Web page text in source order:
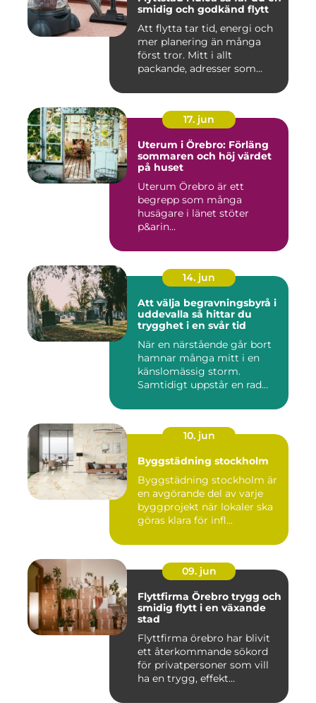
smidig och godkänd flytt
Att flytta tar tid, energi och
mer planering än många
först tror. Mitt i allt
packande, adresser som...
17. jun
Uterum i Örebro: Förläng
sommaren och höj värdet
på huset
Uterum Örebro är ett
begrepp som många
husägare i länet stöter
p&arin...
14. jun
Att välja begravningsbyrå i
uddevalla så hittar du
trygghet i en svår tid
När en närstående går bort
hamnar många mitt i en
känslomässig storm.
Samtidigt uppstår en rad
10. jun
Byggstädning stockholm
Byggstädning stockholm är
en avgörande del av varje
byggprojekt när lokaler ska
göras klara för infl...
09. jun
Flyttfirma Örebro trygg och
smidig flytt i en växande
stad
Flyttfirma örebro har blivit
ett återkommande sökord
för privatpersoner som vill
ha en trygg, effekt...